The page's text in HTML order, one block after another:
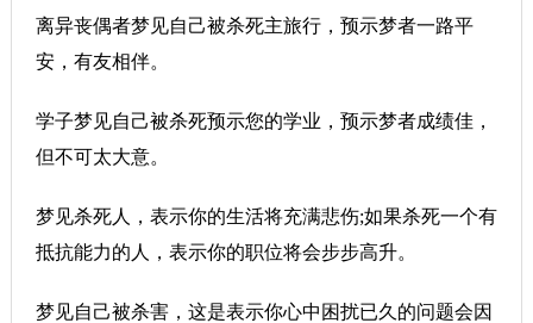
离异丧偶者梦见自己被杀死主旅行，预示梦者一路平
安，有友相伴。
学子梦见自己被杀死预示您的学业，预示梦者成绩佳，
但不可太大意。
梦见杀死人，表示你的生活将充满悲伤;如果杀死一个有
抵抗能力的人，表示你的职位将会步步高升。
梦见自己被杀害，这是表示你心中困扰已久的问题会因